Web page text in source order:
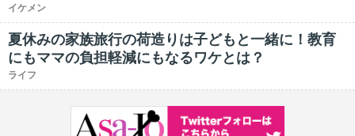
イケメン
夏休みの家族旅行の荷造りは子どもと一緒に！教育
にもママの負担軽減にもなるワケとは？
ライフ